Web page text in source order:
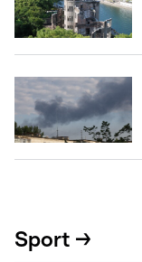
Sport →